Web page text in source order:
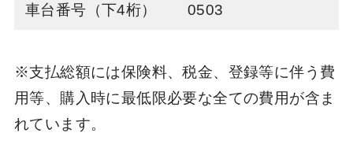
車台番号（下4桁） 0503
※支払総額には保険料、税金、登録等に伴う費
用等、購入時に最低限必要な全ての費用が含ま
れています。